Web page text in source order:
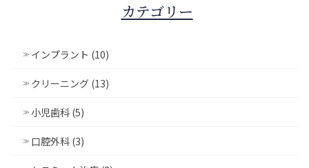
ジ
送
カテゴリー
インプラント (10)
クリーニング (13)
小児歯科 (5)
口腔外科 (3)